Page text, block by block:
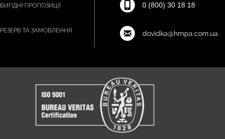
ВИГІДНІ ПРОПОЗИЦІЇ
РЕЗЕРВ ТА ЗАМОВЛЕННЯ
0 (800) 30 18 18
dovidka@hmpa.com.ua